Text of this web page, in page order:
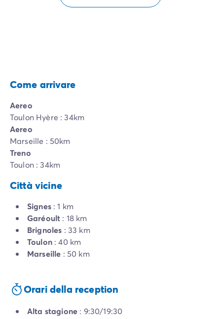
Come arrivare
Aereo
Toulon Hyère : 34km
Aereo
Marseille : 50km
Treno
Toulon : 34km
Città vicine
Signes: 1 km
Garéoult : 18 km
Brignoles : 33 km
Toulon: 40 km
Marseille : 50 km
Orari della reception
Alta stagione : 9:30/19:30